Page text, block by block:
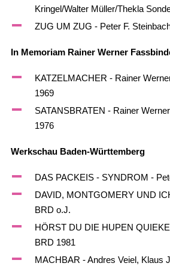
Kringel/Walter Müller/Thekla
ZUG UM ZUG - Peter F.
In Memoriam Rainer Werner
KATZELMACHER - Rainer
1969
SATANSBRATEN - Rainer
1976
Werkschau Baden-Württemberg
DAS PACKEIS - SYNDROM -
DAVID, MONTGOMERY UND
BRD o.J.
HÖRST DU DIE HUPEN
BRD 1981
MACHBAR - Andres Veiel, Klaus